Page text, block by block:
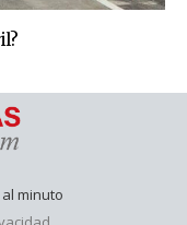
minuto